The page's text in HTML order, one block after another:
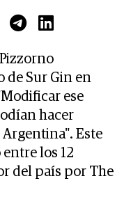
de Sur Gin en
ese
hacer
Este
los 12
del país por The